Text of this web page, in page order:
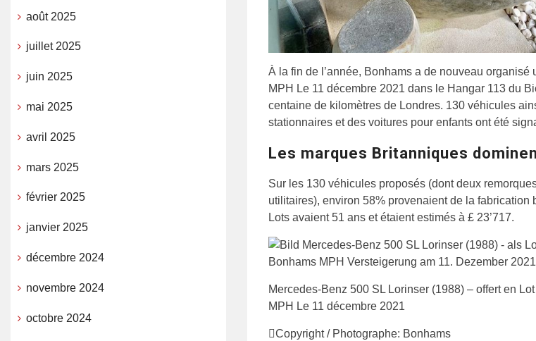
À la fin de l’année, Bonhams a de nouveau organisé
MPH Le 11 décembre 2021 dans le Hangar 113 du
centaine de kilomètres de Londres. 130 véhicules
stationnaires et des voitures pour enfants ont été
Les marques Britanniques
Sur les 130 véhicules proposés (dont deux
utilitaires), environ 58% provenaient de la fabrication
Lots avaient 51 ans et étaient estimés à £ 23’717.
Mercedes-Benz 500 SL Lorinser (1988) – offert en
MPH Le 11 décembre 2021
Copyright / Photographe: Bonhams
août 2025
juillet 2025
juin 2025
mai 2025
avril 2025
mars 2025
février 2025
janvier 2025
décembre 2024
novembre 2024
octobre 2024